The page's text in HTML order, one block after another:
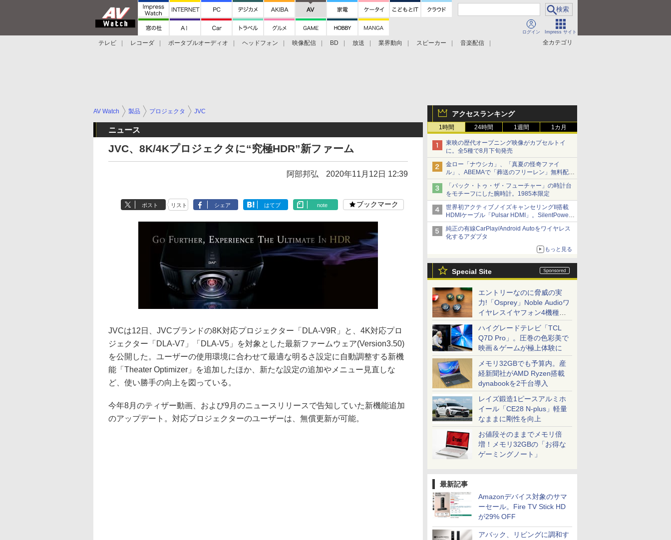
ログイン Impress サイト
全カテゴリ
テレビ レコーダ ポータブルオーディオ ヘッドフォン 映像配信 BD 放送 業界動向 スピーカー
音楽配信
アクセスランキング
1時間 24時間 1週間 1カ月
東映の歴代オープニング映像がカプセルトイ
に。全5種で8月下旬発売
金ロー「ナウシカ」、「真夏の怪奇ファイ
ル」、ABEMAで「葬送のフリーレン」無料配信
など。夏の特番・配信情報
「バック・トゥ・ザ・フューチャー」の時計台
をモチーフにした腕時計。1985本限定
世界初アクティブノイズキャンセリングII搭載
HDMIケーブル「Pulsar HDMI」。SilentPower
から
純正の有線CarPlay/Android Autoをワイヤレス
化するアダプタ
もっと見る
Special Site
エントリーなのに脅威の実
力!「Osprey」Noble Audioワ
イヤレスイヤフォン4機種を
一気に聴く
ハイグレードテレビ「TCL
Q7D Pro」。圧巻の色彩美で
映画＆ゲームが極上体験に
メモリ32GBでも予算内。産
経新聞社がAMD Ryzen搭載
dynabookを2千台導入
レイズ鍛造1ピースアルミホ
イール「CE28 N-plus」軽量
なままに剛性を向上
お値段そのままでメモリ倍
増！メモリ32GBの「お得な
ゲーミングノート」
最新記事
Amazonデバイス対象のサマ
ーセール。Fire TV Stick HD
が29% OFF
アバック、リビングに調和す
AV Watch 製品 プロジェクタ JVC
ニュース
JVC、8K/4Kプロジェクタに“究極HDR”新ファーム
阿部邦弘 2020年11月12日 12:39
ポスト リスト シェア はてブ note ブックマーク
JVCは12日、JVCブランドの8K対応プロジェクター「DLA-V9R」と、4K対応プロ
ジェクター「DLA-V7」「DLA-V5」を対象とした最新ファームウェア(Version3.50)
を公開した。ユーザーの使用環境に合わせて最適な明るさ設定に自動調整する新機
能「Theater Optimizer」を追加したほか、新たな設定の追加やメニュー見直しな
ど、使い勝手の向上を図っている。
今年8月のティザー動画、および9月のニュースリリースで告知していた新機能追加
のアップデート。対応プロジェクターのユーザーは、無償更新が可能。